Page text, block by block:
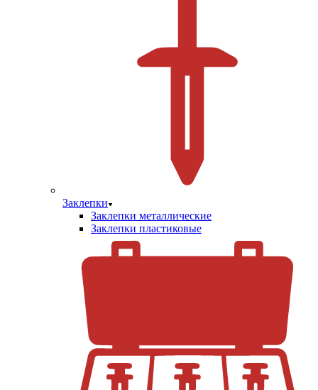
Заклепки
Заклепки металлические
Заклепки пластиковые